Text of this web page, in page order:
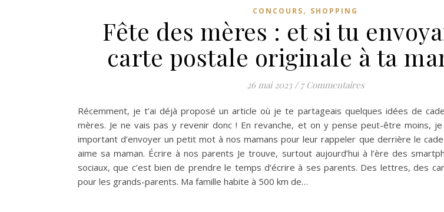
CONCOURS, SHOPPING
Fête des mères : et si tu
carte postale originale à ta
26 mai 2023 / 7 Commentaires
Récemment, je t’ai déjà proposé un article où je te partageais quelques idées de
mères. Je ne vais pas y revenir donc ! En revanche, et on y pense peut-être moins, je
important d’envoyer un petit mot à nos mamans pour leur rappeler que derrière le
aime sa maman. Écrire à nos parents Je trouve, surtout aujourd’hui à l’ère des
sociaux, que c’est bien de prendre le temps d’écrire à ses parents. Des lettres, des
pour les grands-parents. Ma famille habite à 500 km de…